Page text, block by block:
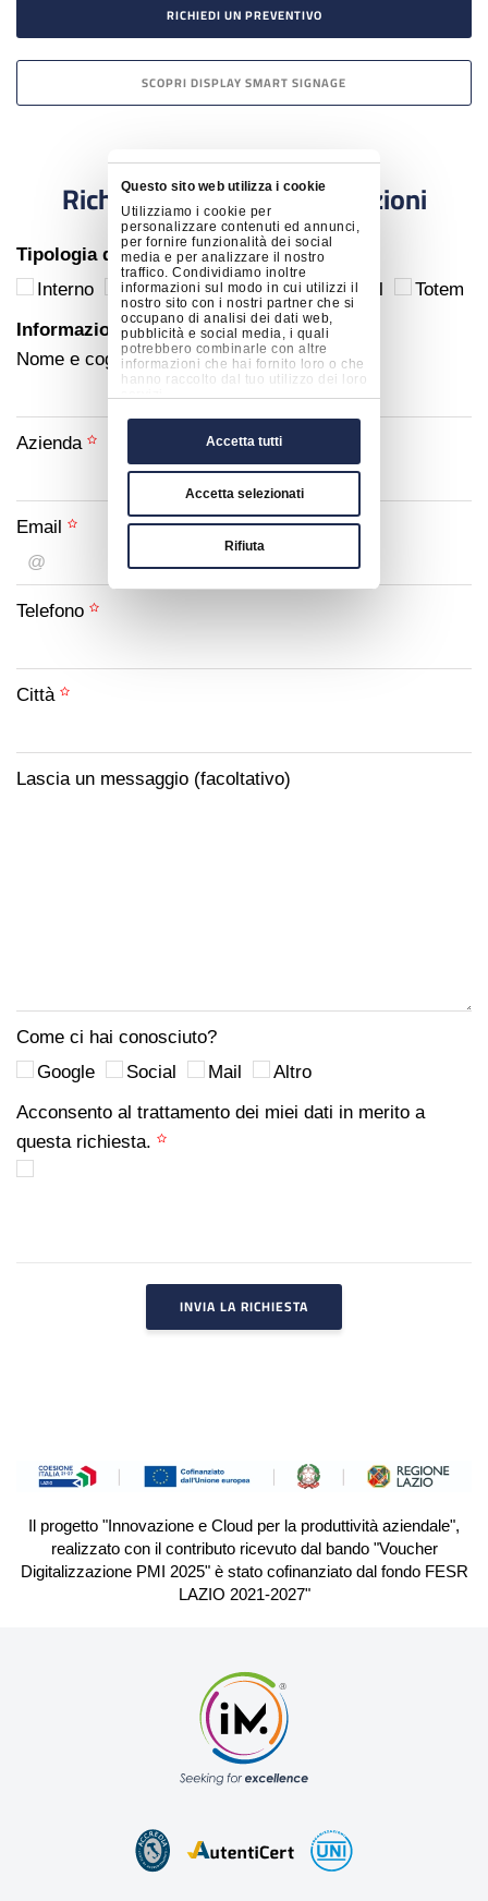
Questo sito web utilizza i cookie
Utilizziamo i cookie per
personalizzare contenuti ed annunci,
per fornire funzionalità dei social
media e per analizzare il nostro
traffico. Condividiamo inoltre
informazioni sul modo in cui utilizzi il
nostro sito con i nostri partner che si
occupano di analisi dei dati web,
pubblicità e social media, i quali
potrebbero combinarle con altre
informazioni che hai fornito loro o che
hanno raccolto dal tuo utilizzo dei loro
servizi.
Accetta tutti
Accetta selezionati
Rifiuta
RICHIEDI UN PREVENTIVO
SCOPRI DISPLAY SMART SIGNAGE
Richiedi maggiori informazioni
Tipologia display
Interno
Vetrina Videowall Ledwall
Totem
Informazioni di contatto
Nome e cognome
Azienda
Email
Telefono
Città
Lascia un messaggio (facoltativo)
Come ci hai conosciuto?
Google
Social Mail
Altro
Acconsento al trattamento dei miei dati in merito a
questa richiesta.
INVIA LA RICHIESTA
Il progetto "Innovazione e Cloud per la produttività aziendale",
realizzato con il contributo ricevuto dal bando "Voucher
Digitalizzazione PMI 2025" è stato cofinanziato dal fondo FESR
LAZIO 2021-2027"